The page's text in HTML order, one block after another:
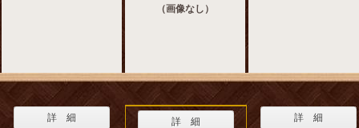
（画像なし）
詳 細 詳 細 詳 細